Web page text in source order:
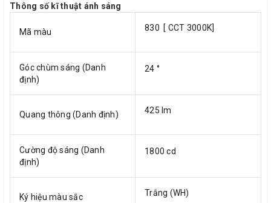
Thông số kĩ thuật ánh sáng
Mã màu 830 [ CCT 3000K]
Góc chùm sáng (Danh
định)
24 °
Quang thông (Danh định) 425 lm
Cường độ sáng (Danh
định)
1800 cd
Ký hiệu màu sắc Trắng (WH)